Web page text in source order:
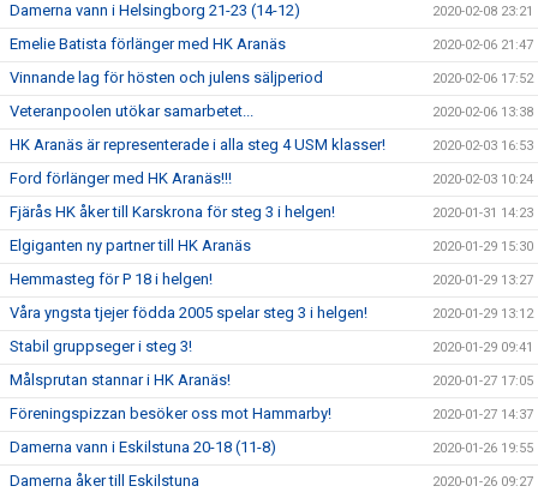
Damerna vann i Helsingborg 21-23 (14-12) 2020-02-08 23:21
Emelie Batista förlänger med HK Aranäs 2020-02-06 21:47
Vinnande lag för hösten och julens säljperiod 2020-02-06 17:52
Veteranpoolen utökar samarbetet... 2020-02-06 13:38
HK Aranäs är representerade i alla steg 4 USM klasser! 2020-02-03 16:53
Ford förlänger med HK Aranäs!!! 2020-02-03 10:24
Fjärås HK åker till Karskrona för steg 3 i helgen! 2020-01-31 14:23
Elgiganten ny partner till HK Aranäs 2020-01-29 15:30
Hemmasteg för P 18 i helgen! 2020-01-29 13:27
Våra yngsta tjejer födda 2005 spelar steg 3 i helgen! 2020-01-29 13:12
Stabil gruppseger i steg 3! 2020-01-29 09:41
Målsprutan stannar i HK Aranäs! 2020-01-27 17:05
Föreningspizzan besöker oss mot Hammarby! 2020-01-27 14:37
Damerna vann i Eskilstuna 20-18 (11-8) 2020-01-26 19:55
Damerna åker till Eskilstuna 2020-01-26 09:27